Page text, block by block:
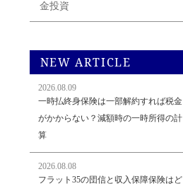
金投資
NEW ARTICLE
2026.08.09
一時払終身保険は一部解約すれば税金
がかからない？減額時の一時所得の計
算
2026.08.08
フラット35の団信と収入保障保険はど